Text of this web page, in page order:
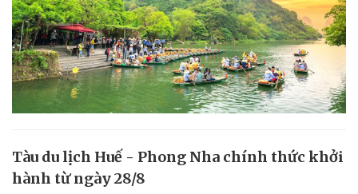
Tàu du lịch Huế - Phong Nha chính thức khởi
hành từ ngày 28/8